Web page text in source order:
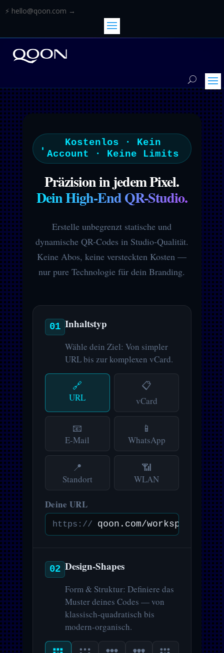
⚡ hello@qoon.com →
Kostenlos · Kein
Account · Keine Limits
Präzision in jedem Pixel.
Dein High-End QR-Studio.
Erstelle unbegrenzt statische und
dynamische QR-Codes in Studio-Qualität.
Keine Abos, keine versteckten Kosten —
nur pure Technologie für dein Branding.
01 Inhaltstyp
Wähle dein Ziel: Von simpler
URL bis zur komplexen vCard.
🔗
URL
📋
vCard
📧
E-Mail
📱
WhatsApp
📍
Standort
📶
WLAN
Deine URL
https://
02 Design-Shapes
Form & Struktur: Definiere das
Muster deines Codes — von
klassisch-quadratisch bis
modern-organisch.